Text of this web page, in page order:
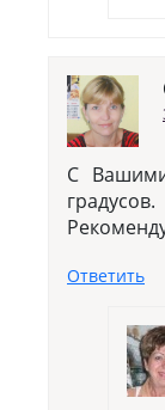
С
Ответить